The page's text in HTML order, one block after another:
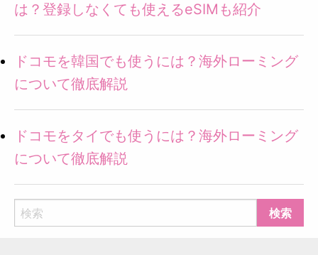
は？登録しなくても使えるeSIMも紹介
ドコモを韓国でも使うには？海外ローミング
について徹底解説
ドコモをタイでも使うには？海外ローミング
について徹底解説